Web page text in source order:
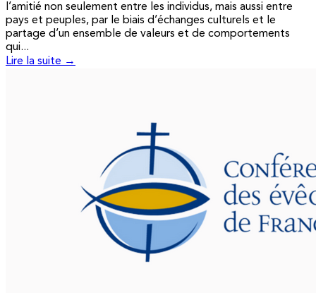
l’amitié non seulement entre les individus, mais aussi entre
pays et peuples, par le biais d’échanges culturels et le
partage d’un ensemble de valeurs et de comportements
qui...
Lire la suite →